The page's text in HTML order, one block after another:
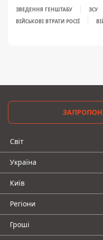
ЗВЕДЕННЯ ГЕНШТАБУ ЗСУ
ВІЙСЬКОВІ ВТРАТИ РОСІЇ
Світ
Україна
Київ
Регіони
Гроші